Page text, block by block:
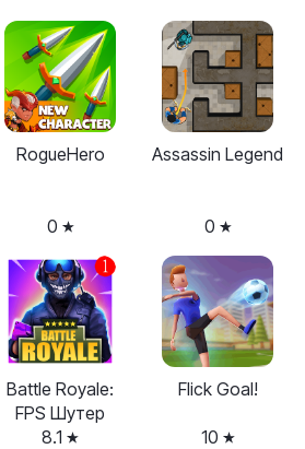
RogueHero
0
Assassin Legend
0
Battle Royale:
FPS Шутер
8.1
Flick Goal!
10